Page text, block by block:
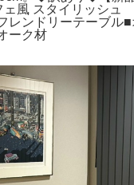
風 スタイリッシュ
レンドリーテーブル
ーク材